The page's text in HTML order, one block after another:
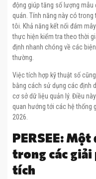
động giúp tăng số lượng
quán. Tính năng này có
tôi. Khả năng kết nối đám
thực hiện kiểm tra theo thời
định nhanh chóng về các
thường.
Việc tích hợp kỹ thuật số
bằng cách sử dụng các định
cơ sở dữ liệu quản lý. Điều
quan hướng tới các hệ thống
2026.
PERSEE:
trong các giải
tích